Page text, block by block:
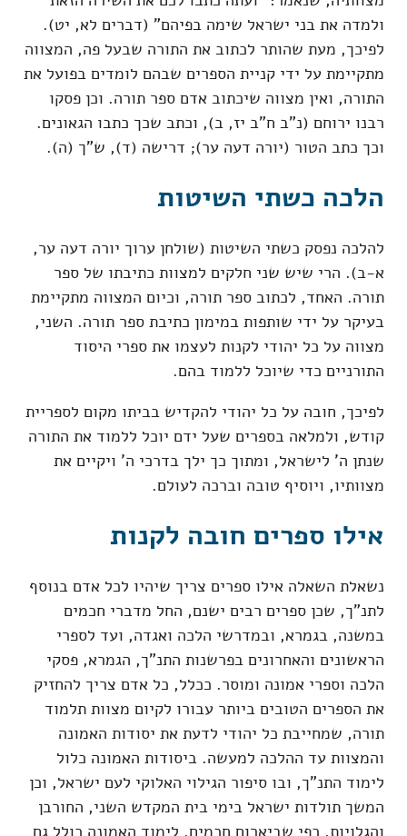
ולמדה את בני ישראל שימה בפיהם" (דברים לא, יט).
לפיכך, מעת שהותר לכתוב את התורה שבעל פה, המצווה
מתקיימת על ידי קניית הספרים שבהם לומדים בפועל את
התורה, ואין מצווה שיכתוב אדם ספר תורה. וכן פסקו
רבנו ירוחם (נ"ב ח"ב יז, ב), וכתב שכך כתבו הגאונים.
וכך כתב הטור (יורה דעה ער); דרישה (ד), ש"ך (ה).
הלכה כשתי השיטות
להלכה נפסק כשתי השיטות (שולחן ערוך יורה דעה ער,
א-ב). הרי שיש שני חלקים למצוות כתיבתו של ספר
תורה. האחד, לכתוב ספר תורה, וכיום המצווה מתקיימת
בעיקר על ידי שותפות במימון כתיבת ספר תורה. השני,
מצווה על כל יהודי לקנות לעצמו את ספרי היסוד
התורניים כדי שיוכל ללמוד בהם.
לפיכך, חובה על כל יהודי להקדיש בביתו מקום לספריית
קודש, ולמלאה בספרים שעל ידם יוכל ללמוד את התורה
שנתן ה' לישראל, ומתוך כך ילך בדרכי ה' ויקיים את
מצוותיו, ויוסיף טובה וברכה לעולם.
אילו ספרים חובה לקנות
נשאלת השאלה אילו ספרים צריך שיהיו לכל אדם בנוסף
לתנ"ך, שכן ספרים רבים ישנם, החל מדברי חכמים
במשנה, בגמרא, ובמדרשי הלכה ואגדה, ועד לספרי
הראשונים והאחרונים בפרשנות התנ"ך, הגמרא, פסקי
הלכה וספרי אמונה ומוסר. ככלל, כל אדם צריך להחזיק
את הספרים הטובים ביותר עבורו לקיום מצוות תלמוד
תורה, שמחייבת כל יהודי לדעת את יסודות האמונה
והמצוות עד ההלכה למעשה. ביסודות האמונה כלול
לימוד התנ"ך, ובו סיפור הגילוי האלוקי לעם ישראל, וכן
המשך תולדות ישראל בימי בית המקדש השני, החורבן
והגלויות, כפי שביארום חכמים. לימוד האמונה כולל גם